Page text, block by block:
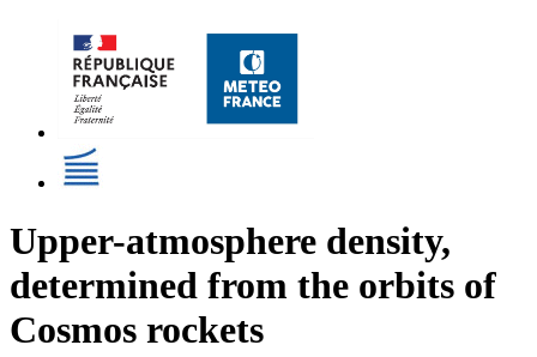
Upper-atmosphere density,
determined from the orbits of
Cosmos rockets